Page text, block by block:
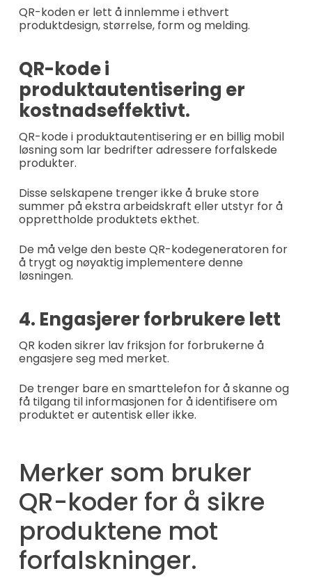
QR-koden er lett å innlemme i ethvert
produktdesign, størrelse, form og melding.
QR-kode i
produktautentisering er
kostnadseffektivt.
QR-kode i produktautentisering er en billig mobil
løsning som lar bedrifter adressere forfalskede
produkter.
Disse selskapene trenger ikke å bruke store
summer på ekstra arbeidskraft eller utstyr for å
opprettholde produktets ekthet.
De må velge den beste QR-kodegeneratoren for
å trygt og nøyaktig implementere denne
løsningen.
4. Engasjerer forbrukere lett
QR koden sikrer lav friksjon for forbrukerne å
engasjere seg med merket.
De trenger bare en smarttelefon for å skanne og
få tilgang til informasjonen for å identifisere om
produktet er autentisk eller ikke.
Merker som bruker
QR-koder for å sikre
produktene mot
forfalskninger.